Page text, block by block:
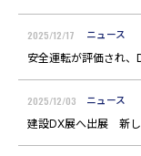
2025/12/17 ニュース
安全運転が評価され、
2025/12/03 ニュース
建設DX展へ出展 新し